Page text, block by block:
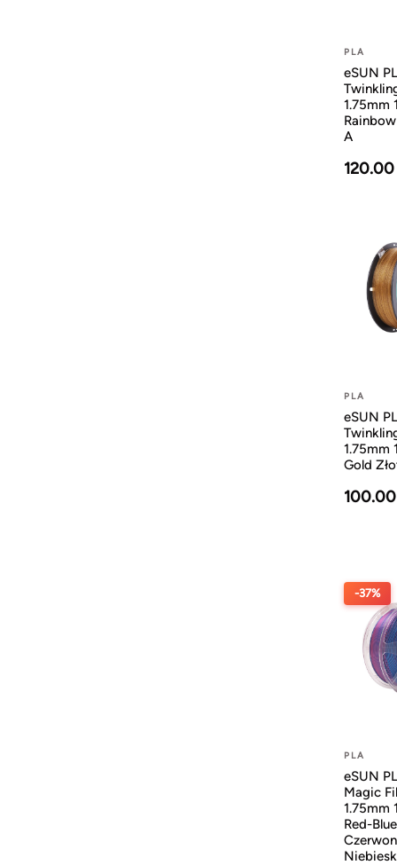
PLA
eSUN
1.75mm
A
120.00
PLA
eSUN
1.75mm
Gold
-37%
PLA
eSUN
Magic
1.75mm
Red-Blue